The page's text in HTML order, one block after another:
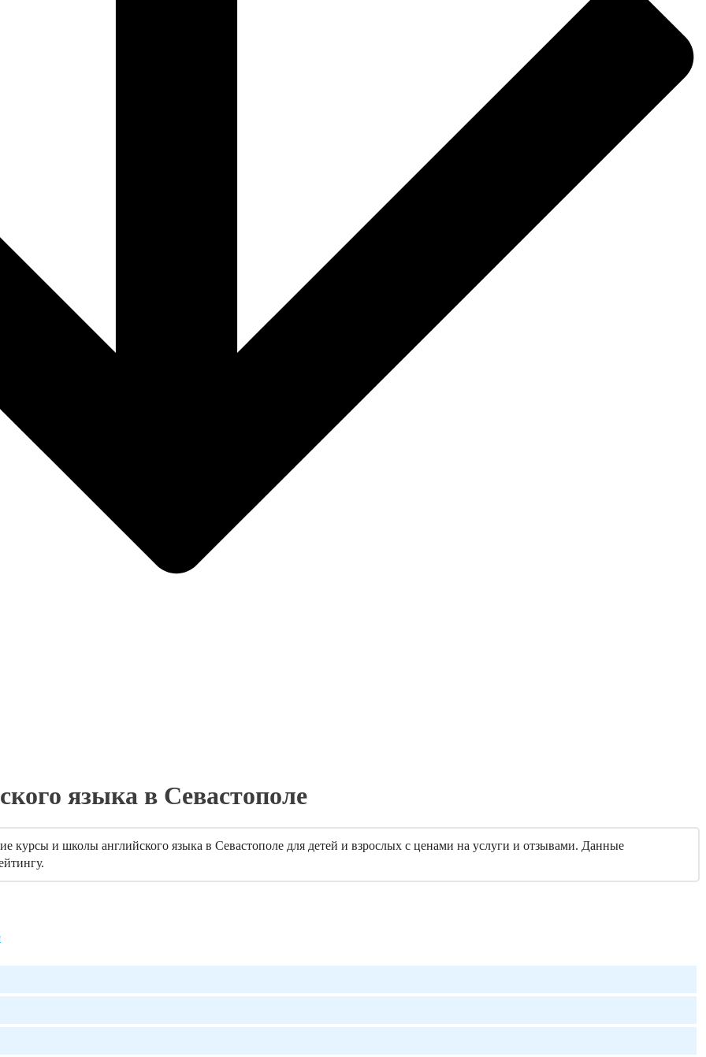
языка в Севастополе
курсы и школы английского языка в Севастополе для детей и взрослых с ценами на услуги и отзывами. Данные